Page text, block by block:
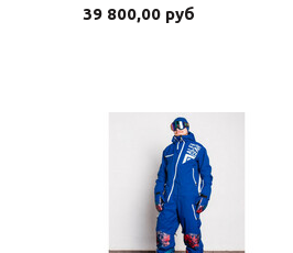
39 800,00 руб